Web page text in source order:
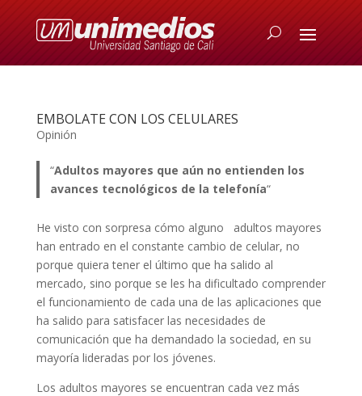
EMBOLATE CON LOS CELULARES
Opinión
“Adultos mayores que aún no entienden los
avances tecnológicos de la telefonía“
He visto con sorpresa cómo alguno adultos mayores
han entrado en el constante cambio de celular, no
porque quiera tener el último que ha salido al
mercado, sino porque se les ha dificultado comprender
el funcionamiento de cada una de las aplicaciones que
ha salido para satisfacer las necesidades de
comunicación que ha demandado la sociedad, en su
mayoría lideradas por los jóvenes.
Los adultos mayores se encuentran cada vez más